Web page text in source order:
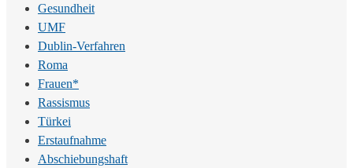
Gesundheit
UMF
Dublin-Verfahren
Roma
Frauen*
Rassismus
Türkei
Erstaufnahme
Abschiebungshaft